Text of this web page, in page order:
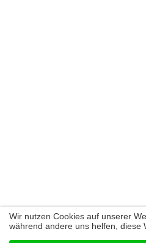
Wir nutzen Cookies auf unserer
während andere uns helfen, diese